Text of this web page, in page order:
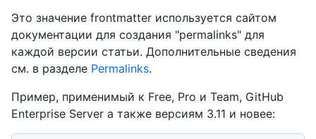
Это значение frontmatter используется сайтом
документации для создания "permalinks" для
каждой версии статьи. Дополнительные сведения
см. в разделе Permalinks.
Пример, применимый к Free, Pro и Team, GitHub
Enterprise Server а также версиям 3.11 и новее: